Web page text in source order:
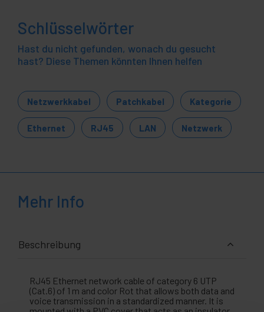
Schlüsselwörter
Hast du nicht gefunden, wonach du gesucht
hast? Diese Themen könnten Ihnen helfen
Netzwerkkabel Patchkabel Kategorie
Ethernet RJ45 LAN Netzwerk
Mehr Info
Beschreibung
RJ45 Ethernet network cable of category 6 UTP
(Cat.6) of 1 m and color Rot that allows both data and
voice transmission in a standardized manner. It is